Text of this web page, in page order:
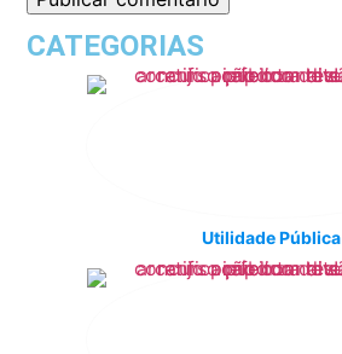
CATEGORIAS
Utilidade Pública